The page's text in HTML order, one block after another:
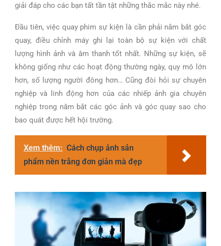
giải đáp cho các bạn tất tần tật những thắc mắc này nhé.
Đầu tiên, việc quay phim sự kiện là cần phải nắm bắt góc
quay, điều chỉnh máy ghi lại toàn bộ sự kiện với chất
lượng hình ảnh và âm thanh tốt nhất. Những sự kiện, sẽ
không giống như các hoạt động thường ngày, quy mô lớn
hơn, số lượng người đông hơn… Cũng đòi hỏi sự chuyên
nghiệp và linh động hơn của các nhiếp ảnh gia chuyên
nghiệp trong năm bắt các góc ảnh và góc quay sao cho
bao quát được hết hội trường.
Xem thêm: Cách chụp ảnh sản
phẩm nền trắng đơn giản mà đẹp